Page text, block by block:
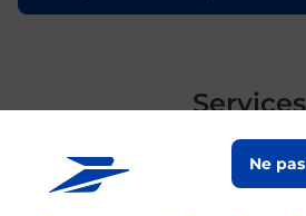
Ne
Services
En savoir plus